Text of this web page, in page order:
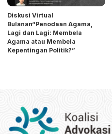
Diskusi Virtual
Bulanan“Penodaan Agama,
Lagi dan Lagi: Membela
Agama atau Membela
Kepentingan Politik?”